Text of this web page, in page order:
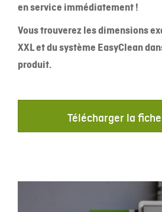
en service immédiatement !
Vous trouverez les dimensions
XXL et du système EasyClean
produit.
Télécharger la